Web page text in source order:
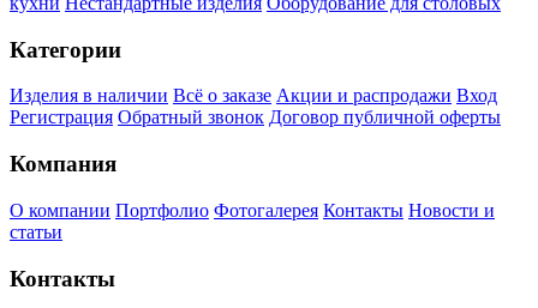
Категории
Изделия в наличии Всё о заказе Акции и распродажи Вход
Регистрация Обратный звонок Договор публичной оферты
Компания
О компании Портфолио Фотогалерея Контакты Новости и
статьи
Контакты